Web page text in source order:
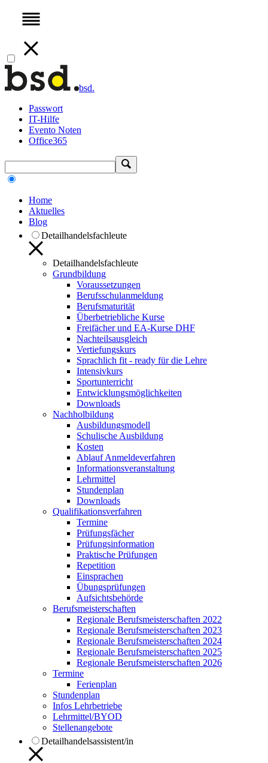
bsd.
Passwort
IT-Hilfe
Evento Noten
Office365
Home
Aktuelles
Blog
Detailhandelsfachleute
Detailhandelsfachleute
Grundbildung
Voraussetzungen
Berufsschulanmeldung
Berufsmaturität
Überbetriebliche Kurse
Freifächer und EA-Kurse DHF
Nachteilsausgleich
Vertiefungskurs
Sprachlich fit - ready für die Lehre
Intensivkurs
Sportunterricht
Entwicklungsmöglichkeiten
Downloads
Nachholbildung
Ausbildungsmodell
Schulische Ausbildung
Kosten
Ablauf Anmeldeverfahren
Informationsveranstaltung
Lehrmittel
Stundenplan
Downloads
Qualifikationsverfahren
Termine
Prüfungsfächer
Prüfungsinformation
Praktische Prüfungen
Repetition
Einsprachen
Übungsprüfungen
Aufsichtsbehörde
Berufsmeisterschaften
Regionale Berufsmeisterschaften 2022
Regionale Berufsmeisterschaften 2023
Regionale Berufsmeisterschaften 2024
Regionale Berufsmeisterschaften 2025
Regionale Berufsmeisterschaften 2026
Termine
Ferienplan
Stundenplan
Infos Lehrbetriebe
Lehrmittel/BYOD
Stellenangebote
Detailhandelsassistent/in